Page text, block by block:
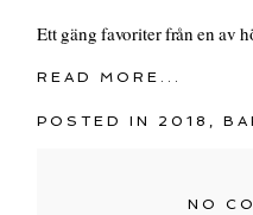
Ett gäng favoriter från en av
READ MORE...
POSTED IN 2018 ,
NO